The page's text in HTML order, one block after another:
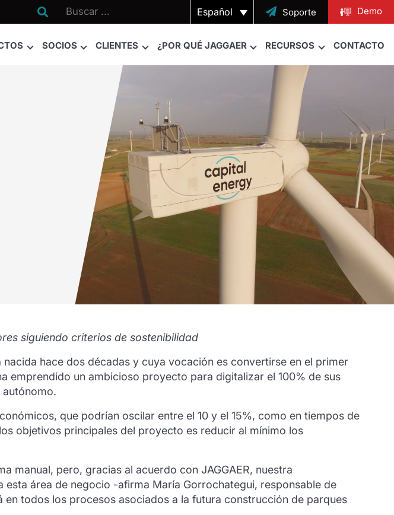
 Español  Soporte Demo
SOCIOS CLIENTES ¿POR QUÉ JAGGAER RECURSOS CONTACTO
siguiendo criterios de sostenibilidad
hace dos décadas y cuya vocación es convertirse en el primer
emprendido un ambicioso proyecto para digitalizar el 100% de sus
autónomo.
que podrían oscilar entre el 10 y el 15%, como en tiempos de
objetivos principales del proyecto es reducir al mínimo los
manual, pero, gracias al acuerdo con JAGGAER, nuestra
área de negocio -afirma María Gorrochategui, responsable de
todos los procesos asociados a la futura construcción de parques